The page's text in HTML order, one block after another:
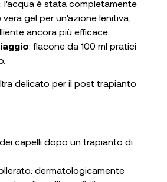
: l'acqua è stata completamente
gel per un'azione lenitiva,
ancora più efficace.
: flacone da 100 ml pratici
delicato per il post trapianto
capelli dopo un trapianto di
dermatologicamente